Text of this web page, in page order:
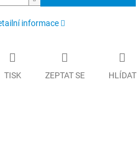
informace
TISK ZEPTAT SE HLÍDAT